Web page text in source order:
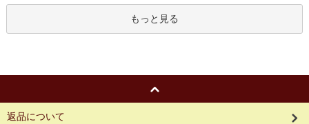
もっと見る
返品について